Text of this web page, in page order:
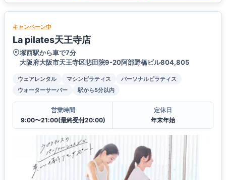
キャンペーン中
La pilates天王寺店
塚西駅から車で7分
大阪府大阪市天王寺区悲田院9-20阿部野橋ビル804,805
ウェアレンタル マシンピラティス
パーソナルピラティス
ウォーターサーバー
駅から5分以内
営業時間
9:00〜21:00(最終受付20:00)
定休日
年末年始